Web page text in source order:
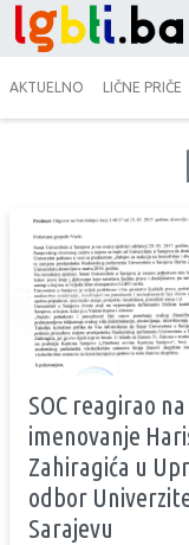
AKTUELNO LIČNE PRIČE
SOC reagirao na
imenovanje
Zahiragića u
odbor
Sarajevu